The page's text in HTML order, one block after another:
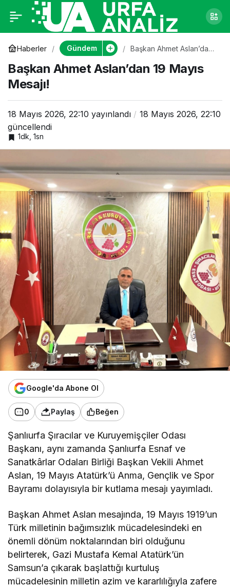
Haberler Gündem
Başkan Ahmet Aslan’dan
Başkan Ahmet Aslan’dan 19 Mayıs
Mesajı!
18 Mayıs 2026, 22:10 yayınlandı
18 Mayıs 2026, 22:10
güncellendi
1dk, 1sn
Google'da Abone Ol
0 Paylaş Beğen
Şanlıurfa Şıracılar ve Kuruyemişçiler Odası
Başkanı, aynı zamanda Şanlıurfa Esnaf ve
Sanatkârlar Odaları Birliği Başkan Vekili Ahmet
Aslan, 19 Mayıs Atatürk’ü Anma, Gençlik ve Spor
Bayramı dolayısıyla bir kutlama mesajı yayımladı.
Başkan Ahmet Aslan mesajında, 19 Mayıs 1919’un
Türk milletinin bağımsızlık mücadelesindeki en
önemli dönüm noktalarından biri olduğunu
belirterek, Gazi Mustafa Kemal Atatürk’ün
Samsun’a çıkarak başlattığı kurtuluş
mücadelesinin milletin azim ve kararlılığıyla zafere
Başkan Ahmet
Aslan’dan 19 Mayıs
Mesajı!
0